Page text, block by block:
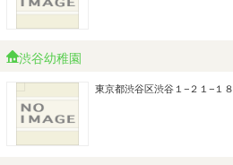
渋谷幼稚園
東京都渋谷区渋谷１−２１−１８